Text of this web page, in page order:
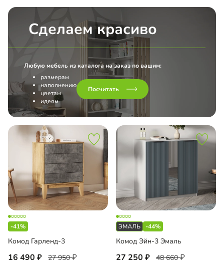
Сделаем красиво
Любую мебель из каталога на заказ по вашим:
размерам
наполнению
цветам
идеям
Посчитать
-41%
Комод Гарленд-3
16 490 27 950
-44%
Комод Эйн-3 Эмаль
27 250 48 660